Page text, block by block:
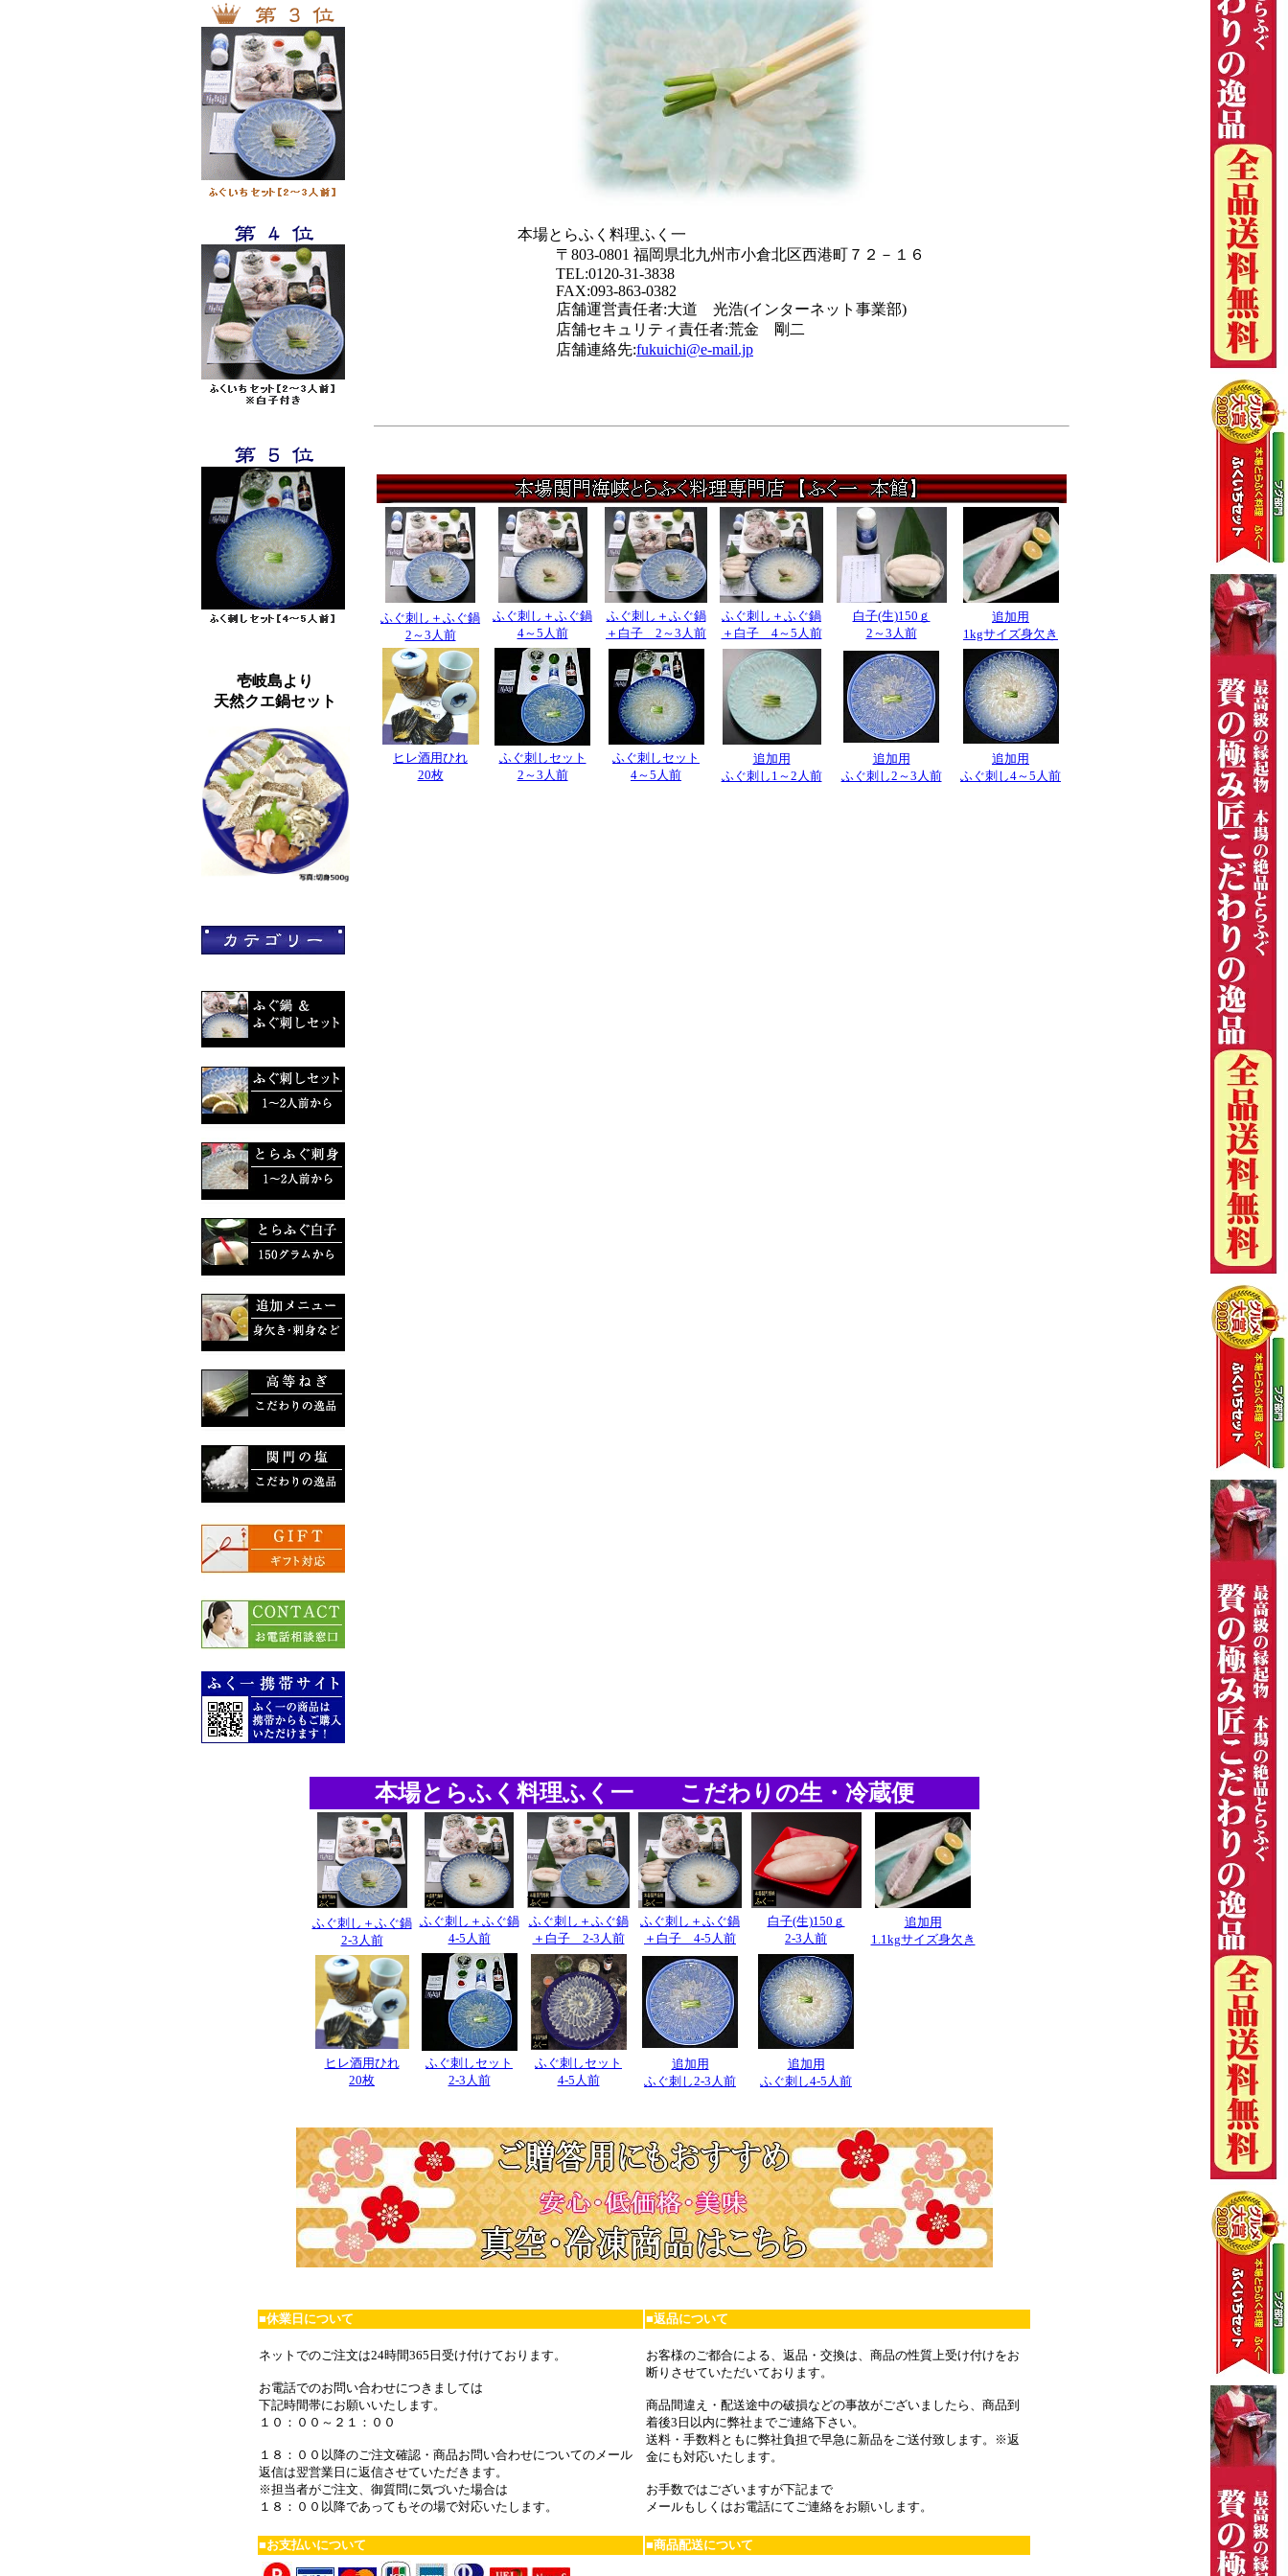
壱岐島より
天然クエ鍋セット
本場とらふく料理ふく一
〒803-0801 福岡県北九州市小倉北区西港町７２－１６
TEL:0120-31-3838
FAX:093-863-0382
店舗運営責任者:大道 光浩(インターネット事業部)
店舗セキュリティ責任者:荒金 剛二
店舗連絡先:fukuichi@e-mail.jp
ふぐ刺し＋ふぐ鍋
2～3人前
ふぐ刺し＋ふぐ鍋
4～5人前
ふぐ刺し＋ふぐ鍋
＋白子 2～3人前
ふぐ刺し＋ふぐ鍋
＋白子 4～5人前
白子(生)150ｇ
2～3人前
追加用
1kgサイズ身欠き
ヒレ酒用ひれ
20枚
ふぐ刺しセット
2～3人前
ふぐ刺しセット
4～5人前
追加用
ふぐ刺し1～2人前
追加用
ふぐ刺し2～3人前
追加用
ふぐ刺し4～5人前
本場とらふく料理ふく一 こだわりの生・冷蔵便
ふぐ刺し＋ふぐ鍋
2-3人前
ふぐ刺し＋ふぐ鍋
4-5人前
ふぐ刺し＋ふぐ鍋
＋白子 2-3人前
ふぐ刺し＋ふぐ鍋
＋白子 4-5人前
白子(生)150ｇ
2-3人前
追加用
1.1kgサイズ身欠き
ヒレ酒用ひれ
20枚
ふぐ刺しセット
2-3人前
ふぐ刺しセット
4-5人前
追加用
ふぐ刺し2-3人前
追加用
ふぐ刺し4-5人前
■休業日について ■返品について
ネットでのご注文は24時間365日受け付けております。
お電話でのお問い合わせにつきましては
下記時間帯にお願いいたします。
１０：００～２１：００
１８：００以降のご注文確認・商品お問い合わせについてのメール
返信は翌営業日に返信させていただきます。
※担当者がご注文、御質問に気づいた場合は
１８：００以降であってもその場で対応いたします。
お客様のご都合による、返品・交換は、商品の性質上受け付けをお
断りさせていただいております。
商品間違え・配送途中の破損などの事故がございましたら、商品到
着後3日以内に弊社までご連絡下さい。
送料・手数料ともに弊社負担で早急に新品をご送付致します。※返
金にも対応いたします。
お手数ではございますが下記まで
メールもしくはお電話にてご連絡をお願いします。
■お支払いについて ■商品配送について